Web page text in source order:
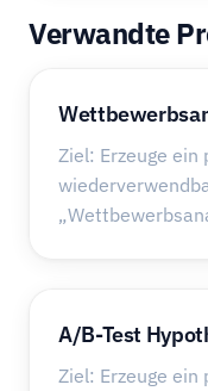
Verwandte
Ziel: Erzeuge
A/B-Test
Ziel: Erzeuge